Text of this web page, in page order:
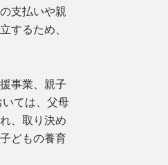
支払いや親
するため、
事業、親子
ては、父母
、取り決め
どもの養育